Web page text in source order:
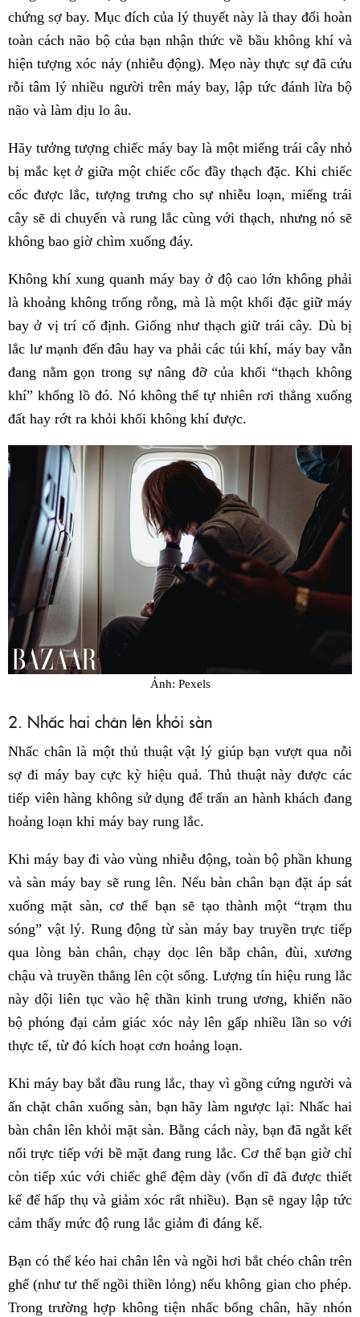
chứng sợ bay. Mục đích của lý thuyết này là thay đổi hoàn
toàn cách não bộ của bạn nhận thức về bầu không khí và
hiện tượng xóc nảy (nhiễu động). Mẹo này thực sự đã cứu
rỗi tâm lý nhiều người trên máy bay, lập tức đánh lừa bộ
não và làm dịu lo âu.
Hãy tưởng tượng chiếc máy bay là một miếng trái cây nhỏ
bị mắc kẹt ở giữa một chiếc cốc đầy thạch đặc. Khi chiếc
cốc được lắc, tượng trưng cho sự nhiễu loạn, miếng trái
cây sẽ di chuyển và rung lắc cùng với thạch, nhưng nó sẽ
không bao giờ chìm xuống đáy.
Không khí xung quanh máy bay ở độ cao lớn không phải
là khoảng không trống rỗng, mà là một khối đặc giữ máy
bay ở vị trí cố định. Giống như thạch giữ trái cây. Dù bị
lắc lư mạnh đến đâu hay va phải các túi khí, máy bay vẫn
đang nằm gọn trong sự nâng đỡ của khối “thạch không
khí” khổng lồ đó. Nó không thể tự nhiên rơi thẳng xuống
đất hay rớt ra khỏi khối không khí được.
Ảnh: Pexels
2. Nhấc hai chân lên khỏi sàn
Nhấc chân là một thủ thuật vật lý giúp bạn vượt qua nỗi
sợ đi máy bay cực kỳ hiệu quả. Thủ thuật này được các
tiếp viên hàng không sử dụng để trấn an hành khách đang
hoảng loạn khi máy bay rung lắc.
Khi máy bay đi vào vùng nhiễu động, toàn bộ phần khung
và sàn máy bay sẽ rung lên. Nếu bàn chân bạn đặt áp sát
xuống mặt sàn, cơ thể bạn sẽ tạo thành một “trạm thu
sóng” vật lý. Rung động từ sàn máy bay truyền trực tiếp
qua lòng bàn chân, chạy dọc lên bắp chân, đùi, xương
chậu và truyền thẳng lên cột sống. Lượng tín hiệu rung lắc
này dội liên tục vào hệ thần kinh trung ương, khiến não
bộ phóng đại cảm giác xóc nảy lên gấp nhiều lần so với
thực tế, từ đó kích hoạt cơn hoảng loạn.
Khi máy bay bắt đầu rung lắc, thay vì gồng cứng người và
ấn chặt chân xuống sàn, bạn hãy làm ngược lại: Nhấc hai
bàn chân lên khỏi mặt sàn. Bằng cách này, bạn đã ngắt kết
nối trực tiếp với bề mặt đang rung lắc. Cơ thể bạn giờ chỉ
còn tiếp xúc với chiếc ghế đệm dày (vốn dĩ đã được thiết
kế để hấp thụ và giảm xóc rất nhiều). Bạn sẽ ngay lập tức
cảm thấy mức độ rung lắc giảm đi đáng kể.
Bạn có thể kéo hai chân lên và ngồi hơi bắt chéo chân trên
ghế (như tư thế ngồi thiền lỏng) nếu không gian cho phép.
Trong trường hợp không tiện nhấc bổng chân, hãy nhón